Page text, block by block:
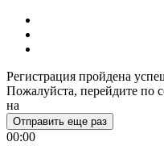
Регистрация пройдена
Пожалуйста, перейдите по
на
Отправить еще раз
00:00